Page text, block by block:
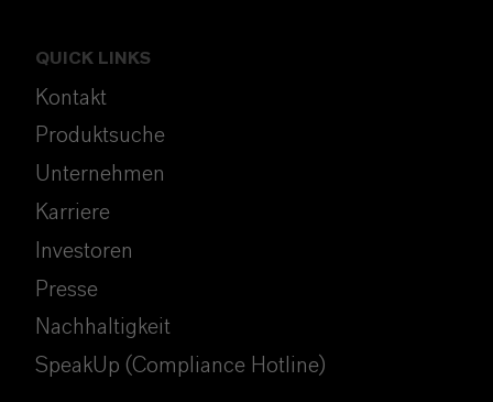
QUICK LINKS
Kontakt
Produktsuche
Unternehmen
Karriere
Investoren
Presse
Nachhaltigkeit
SpeakUp (Compliance Hotline)